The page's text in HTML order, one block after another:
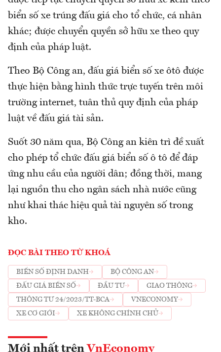
biển số xe trúng đấu giá cho tổ chức, cá nhân
khác; được chuyển quyền sở hữu xe theo quy
định của pháp luật.
Theo Bộ Công an, đấu giá biển số xe ôtô được
thực hiện bằng hình thức trực tuyến trên môi
trường internet, tuân thủ quy định của pháp
luật về đấu giá tài sản.
Suốt 30 năm qua, Bộ Công an kiên trì đề xuất
cho phép tổ chức đấu giá biển số ô tô để đáp
ứng nhu cầu của người dân; đồng thời, mang
lại nguồn thu cho ngân sách nhà nước cũng
như khai thác hiệu quả tài nguyên số trong
kho.
ĐỌC BÀI THEO TỪ KHOÁ
BIỂN SỐ ĐỊNH DANH
BỘ CÔNG AN
ĐẤU GIÁ BIỂN SỐ
ĐẦU TƯ
GIAO THÔNG
THÔNG TƯ 24/2023/TT-BCA
VNECONOMY
XE CƠ GIỚI
XE KHÔNG CHÍNH CHỦ
Mới nhất trên VnEconomy